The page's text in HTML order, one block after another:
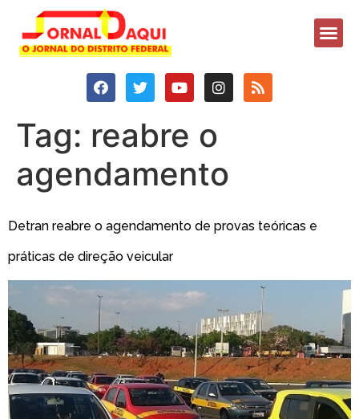
Tag: reabre o
agendamento
Detran reabre o agendamento de provas teóricas e
práticas de direção veicular